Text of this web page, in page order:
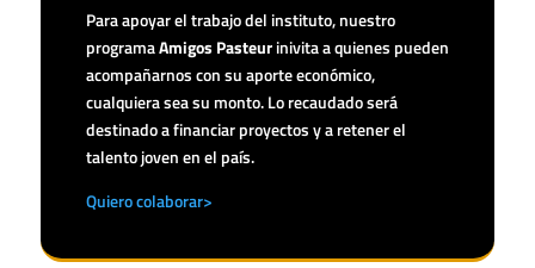
Para apoyar el trabajo del instituto, nuestro
programaAmigos Pasteur inivita a quienes pueden
acompañarnos con su aporte económico,
cualquiera sea su monto. Lo recaudado será
destinado a financiar proyectos y a retener el
talento joven en el país.
Quiero colaborar>